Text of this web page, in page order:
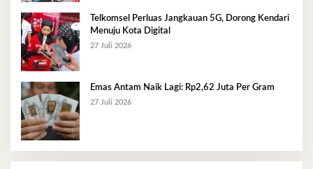
Telkomsel Perluas Jangkauan 5G, Dorong Kendari
Menuju Kota Digital
27 Juli 2026
Emas Antam Naik Lagi: Rp2,62 Juta Per Gram
27 Juli 2026